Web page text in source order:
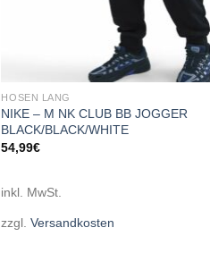
HOSEN LANG
NIKE – M NK CLUB BB JOGGER
BLACK/BLACK/WHITE
54,99€
inkl. MwSt.
zzgl.Versandkosten